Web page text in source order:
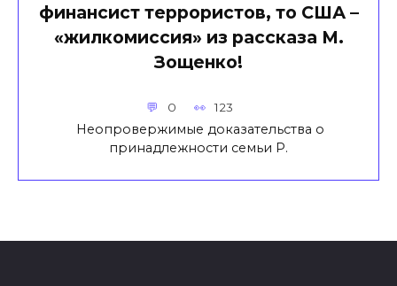
финансист террористов, то США –
«жилкомиссия» из рассказа М.
Зощенко!
0 123
Неопровержимые доказательства о
принадлежности семьи Р.